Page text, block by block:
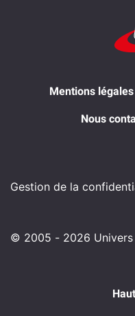
Mentions légales
Nous
Gestion de la
© 2005 - 2026 Univers